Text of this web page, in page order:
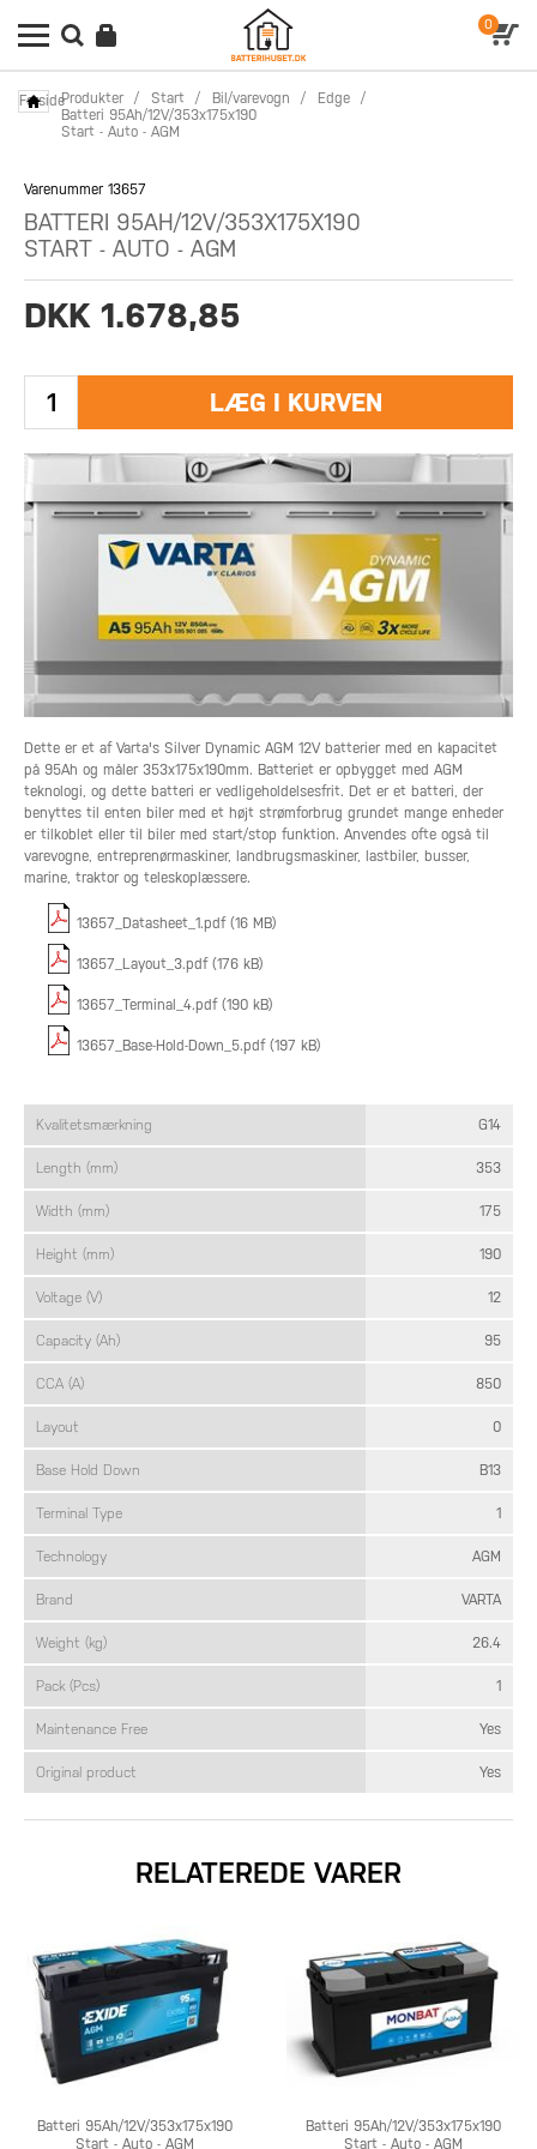
0
ForsideProdukter / Start / Bil/varevogn / Edge
/
Batteri 95Ah/12V/353x175x190
Start - Auto - AGM
Varenummer 13657
BATTERI 95AH/12V/353X175X190
START - AUTO - AGM
DKK 1.678,85
Dette er et af Varta's Silver Dynamic AGM 12V batterier med en kapacitet
på 95Ah og måler 353x175x190mm. Batteriet er opbygget med AGM
teknologi, og dette batteri er vedligeholdelsesfrit. Det er et batteri, der
benyttes til enten biler med et højt strømforbrug grundet mange enheder
er tilkoblet eller til biler med start/stop funktion. Anvendes ofte også til
varevogne, entreprenørmaskiner, landbrugsmaskiner, lastbiler, busser,
marine, traktor og teleskoplæssere.
13657_Datasheet_1.pdf (16 MB)
13657_Layout_3.pdf (176 kB)
13657_Terminal_4.pdf (190 kB)
13657_Base-Hold-Down_5.pdf (197 kB)
Kvalitetsmærkning G14
Length (mm) 353
Width (mm) 175
Height (mm) 190
Voltage (V) 12
Capacity (Ah) 95
CCA (A) 850
Layout 0
Base Hold Down B13
Terminal Type 1
Technology AGM
Brand VARTA
Weight (kg) 26.4
Pack (Pcs) 1
Maintenance Free Yes
Original product Yes
RELATEREDE VARER
Batteri 95Ah/12V/353x175x190
Start - Auto - AGM
Batteri 95Ah/12V/353x175x190
Start - Auto - AGM